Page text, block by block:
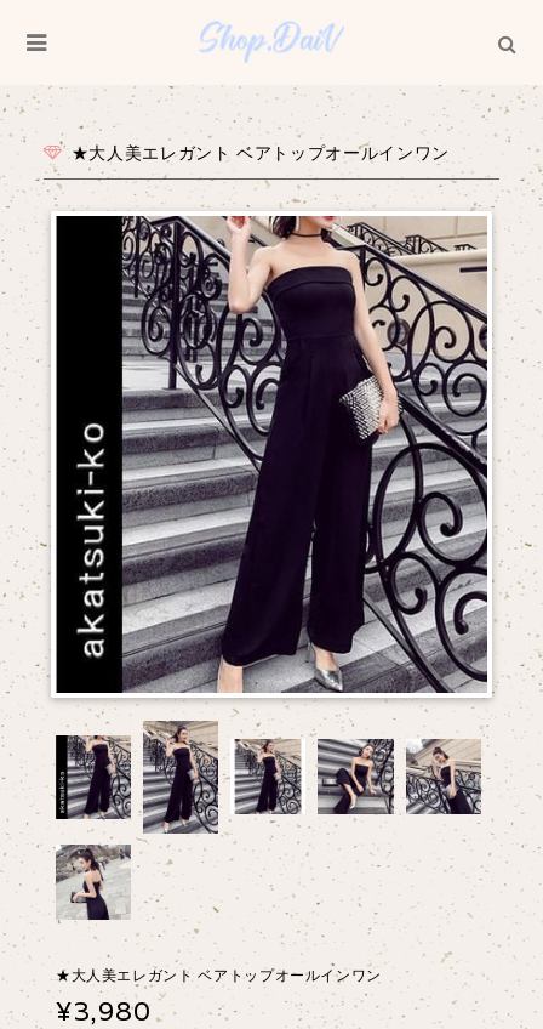
★大人美エレガント ベアトップオールインワン
★大人美エレガント ベアトップオールインワン
¥3,980